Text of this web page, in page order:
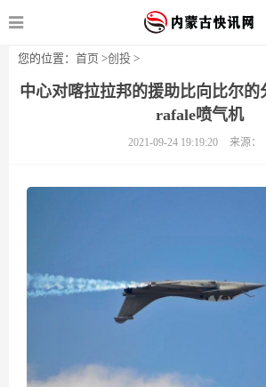
您的位置： 首页 >创投 >
中心对喀拉拉邦的援助比向比尔的
rafale喷气机
2021-09-24 19:19:20 来源：